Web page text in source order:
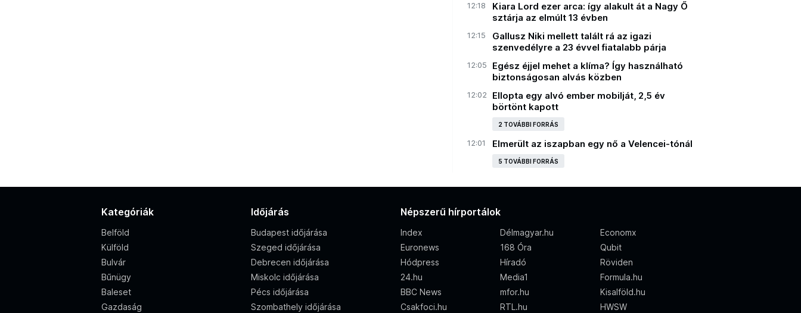
12:18
Kiara Lord ezer arca: így alakult át a Nagy Ő
sztárja az elmúlt 13 évben
12:15
Gallusz Niki mellett talált rá az igazi
szenvedélyre a 23 évvel fiatalabb párja
12:05
Egész éjjel mehet a klíma? Így használható
biztonságosan alvás közben
12:02
Ellopta egy alvó ember mobilját, 2,5 év
börtönt kapott
2 TOVÁBBI FORRÁS
12:01 Elmerült az iszapban egy nő a Velencei-tónál
5 TOVÁBBI FORRÁS
Kategóriák
Belföld
Külföld
Bulvár
Bűnügy
Baleset
Gazdaság
Időjárás
Budapest időjárása
Szeged időjárása
Debrecen időjárása
Miskolc időjárása
Pécs időjárása
Szombathely időjárása
Népszerű hírportálok
Index Délmagyar.hu
Economx
Euronews
168 Óra
Qubit
Hódpress
Híradó
Röviden
24.hu
Media1
Formula.hu
BBC News
mfor.hu
Kisalföld.hu
Csakfoci.hu
RTL.hu
HWSW